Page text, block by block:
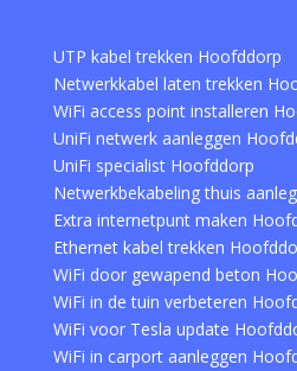
UTP kabel trekken Hoofddorp
Netwerkkabel laten trekken
WiFi access point installeren
UniFi netwerk aanleggen
UniFi specialist Hoofddorp
Netwerkbekabeling thuis
Extra internetpunt maken
Ethernet kabel trekken
WiFi door gewapend beton
WiFi in de tuin verbeteren
WiFi voor Tesla update
WiFi in carport aanleggen